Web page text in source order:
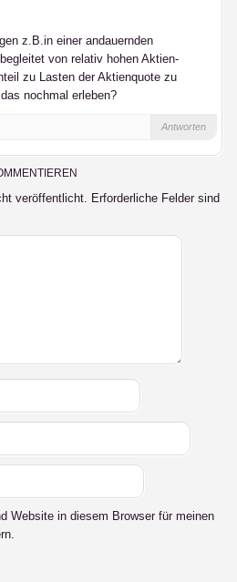
z.B.in einer andauernden
von relativ hohen Aktien-
zu Lasten der Aktienquote zu
nochmal erleben?
Antworten
veröffentlicht. Erforderliche Felder sind
Website in diesem Browser für meinen